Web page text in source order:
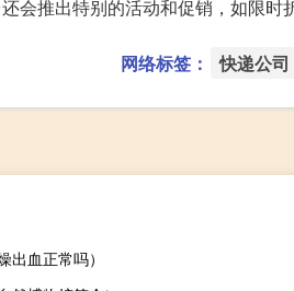
会推出特别的活动和促销，如限时
网络标签： 快递公司
血正常吗）